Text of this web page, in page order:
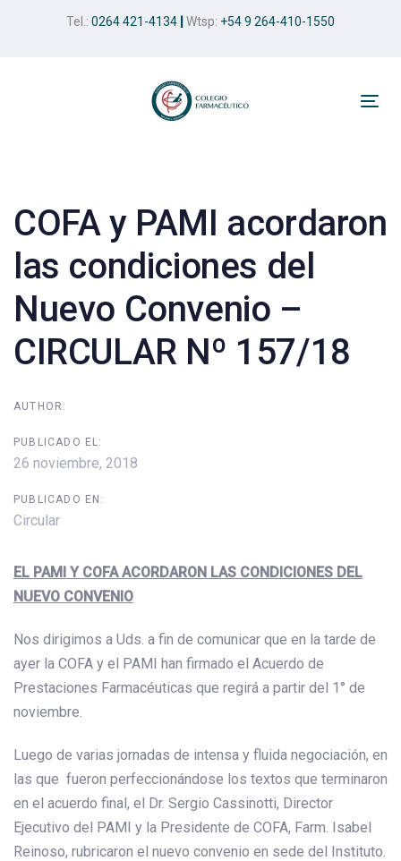
Tel.: 0264 421-4134 Wtsp: +54 9 264-410-1550
COFA y PAMI acordaron
las condiciones del
Nuevo Convenio –
CIRCULAR Nº 157/18
AUTHOR:
PUBLICADO EL:
26 noviembre, 2018
PUBLICADO EN:
Circular
EL PAMI Y COFA ACORDARON LAS CONDICIONES DEL
NUEVO CONVENIO
Nos dirigimos a Uds. a fin de comunicar que en la tarde de
ayer la COFA y el PAMI han firmado el Acuerdo de
Prestaciones Farmacéuticas que regirá a partir del 1° de
noviembre.
Luego de varias jornadas de intensa y fluida negociación, en
las que fueron perfeccionándose los textos que terminaron
en el acuerdo final, el Dr. Sergio Cassinotti, Director
Ejecutivo del PAMI y la Presidente de COFA, Farm. Isabel
Reinoso, rubricaron el nuevo convenio en sede del Instituto.
navigation